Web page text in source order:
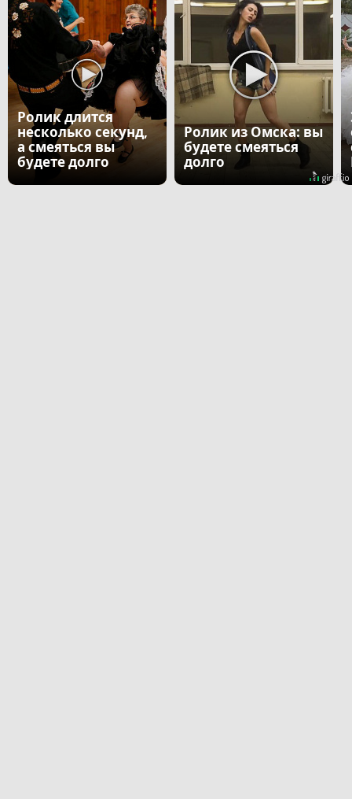
Ролик длится
несколько секунд,
а смеяться вы
будете долго
Ролик из Омска: вы
будете смеяться
долго